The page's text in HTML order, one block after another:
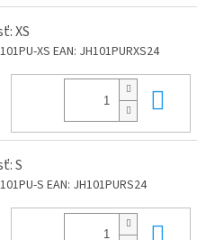
XS
XS EAN: JH101PURXS24
S
S EAN: JH101PURS24